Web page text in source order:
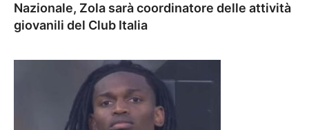
Nazionale, Zola sarà coordinatore delle attività
giovanili del Club Italia